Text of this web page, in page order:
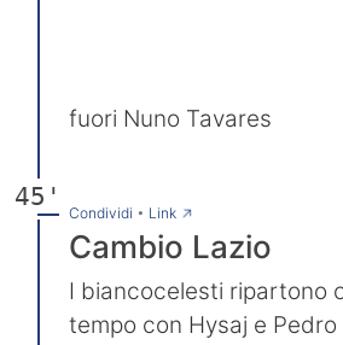
fuori Nuno Tavares
45'
Condividi • Link→
Cambio Lazio
I biancocelesti ripartono
tempo con Hysaj e Pedro